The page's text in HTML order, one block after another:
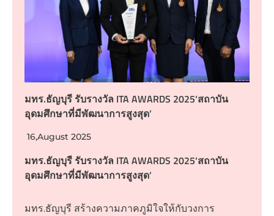
มทร.ธัญบุรี รับรางวัล ITA AWARDS 2025‘สถาบัน
อุดมศึกษาที่มีพัฒนาการสูงสุด’
16,August 2025
มทร.ธัญบุรี รับรางวัล ITA AWARDS 2025‘สถาบัน
อุดมศึกษาที่มีพัฒนาการสูงสุด’
มทร.ธัญบุรี สร้างความภาคภูมิใจให้กับวงการ